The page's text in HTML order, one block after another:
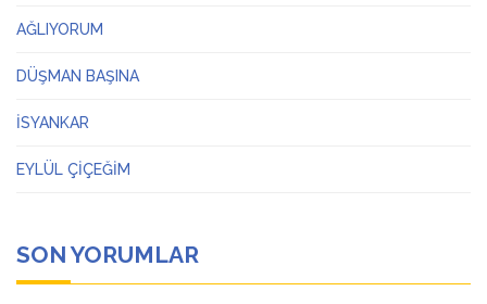
AĞLIYORUM
DÜŞMAN BAŞINA
İSYANKAR
EYLÜL ÇİÇEĞİM
SON YORUMLAR